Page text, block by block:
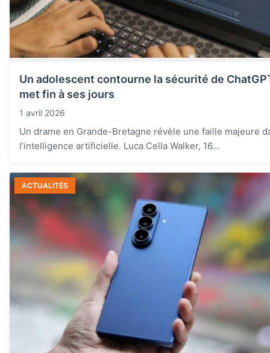
Un adolescent contourne la sécurité de
met fin à ses jours
1 avril 2026
Un drame en Grande-Bretagne révèle une faille majeure
l’intelligence artificielle. Luca Cella Walker, 16...
ACTUALITÉS